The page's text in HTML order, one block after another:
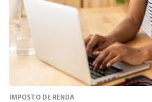
IMPOSTO DE RENDA